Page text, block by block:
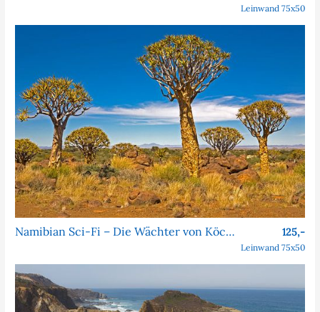
Leinwand 75x50
Namibian Sci-Fi – Die Wächter von Köcher Prime 125,-
Leinwand 75x50